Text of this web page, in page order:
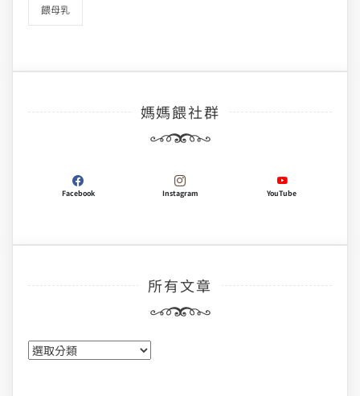
餵母乳
媽媽餵社群
Facebook Instagram YouTube
所有文章
所
有